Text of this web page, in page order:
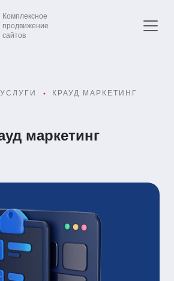
Комплексное
продвижение
сайтов
УСЛУГИ КРАУД МАРКЕТИНГ
маркетинг